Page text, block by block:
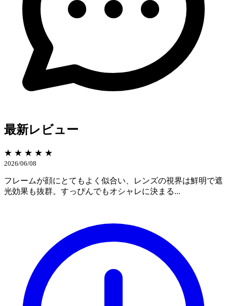
最新レビュー
★ ★ ★ ★ ★
2026/06/08
フレームが顔にとてもよく似合い、レンズの視界は鮮明で遮
光効果も抜群。すっぴんでもオシャレに決まる...